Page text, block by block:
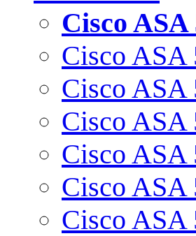
Cisco
Cisco ASA
Cisco ASA
Cisco ASA
Cisco ASA
Cisco ASA
Cisco ASA